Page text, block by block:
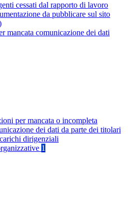
cessati dal rapporto di lavoro
da pubblicare sul sito
mancata comunicazione dei dati
per mancata o incompleta
dei dati da parte dei titolari
dirigenziali
1